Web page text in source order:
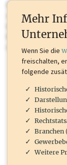
Sie momentan
oder loggen Sie
Marken, Patente,
mehr.
Mehr
Wenn Sie die
freischalten,
folgende
Branchen
Weitere